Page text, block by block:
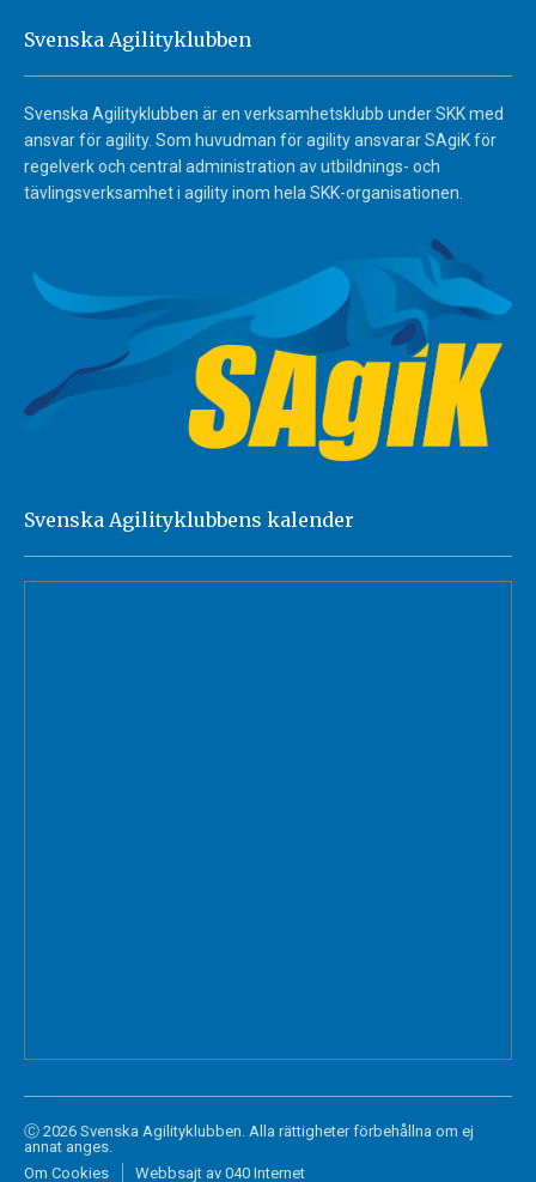
Svenska Agilityklubben
Svenska Agilityklubben är en verksamhetsklubb under SKK med
ansvar för agility. Som huvudman för agility ansvarar SAgiK för
regelverk och central administration av utbildnings- och
tävlingsverksamhet i agility inom hela SKK-organisationen.
Svenska Agilityklubbens kalender
Ⓒ 2026 Svenska Agilityklubben. Alla rättigheter förbehållna om ej
annat anges.
Om Cookies
Webbsajt av 040 Internet